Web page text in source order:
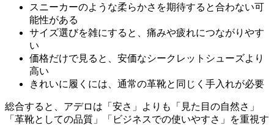
スニーカーのような柔らかさを期待すると合わない可
能性がある
サイズ選びを雑にすると、痛みや疲れにつながりやす
い
価格だけで見ると、安価なシークレットシューズより
高い
きれいに履くには、通常の革靴と同じく手入れが必要
総合すると、アデロは「安さ」よりも「見た目の自然さ」
「革靴としての品質」「ビジネスでの使いやすさ」を重視す